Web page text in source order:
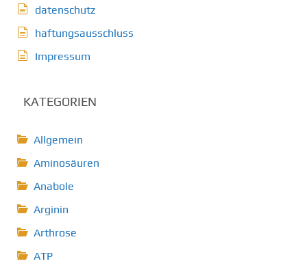
datenschutz
haftungsausschluss
Impressum
KATEGORIEN
Allgemein
Aminosäuren
Anabole
Arginin
Arthrose
ATP